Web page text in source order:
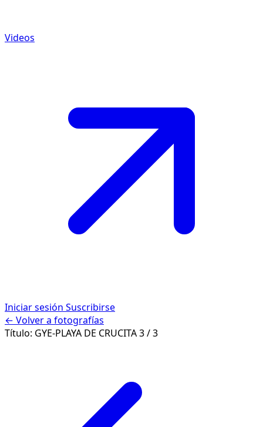
Videos
Iniciar sesión Suscribirse
← Volver a fotografías
Título: GYE-PLAYA DE CRUCITA3 / 3